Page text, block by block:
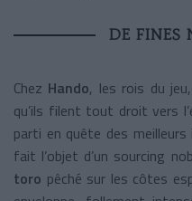
DE FINES
Chez Hando, les rois du
qu’ils filent tout droit vers
parti en quête des
fait l’objet d’un sourcing
toro pêché sur les côtes